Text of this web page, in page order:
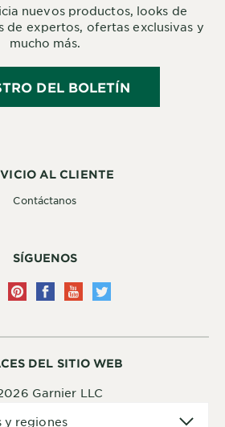
DEL SITIO WEB
Garnier LLC
y regiones
AL CLIENTE
Contáctanos
SÍGUENOS
nuevos productos, looks de
de expertos, ofertas exclusivas y
mucho más.
DEL BOLETÍN